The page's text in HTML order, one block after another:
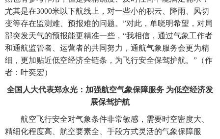
尤其是在3000米以下航线上，对一些小的积云、降雨、风切
变等存在监测难、预报难的问题。”对此，单晓明希望，对局
部突发天气的预报能更精准一些，“我相信，通过气象工作者
和通航监管者、运营者的共同努力，通航气象服务会更为精
细，更加贴近低空经济全链条，为飞行安全保驾护航。”（作
者：叶奕宏）
全国人大代表郑永光：加强航空气象保障服务 为低空经济发
展保驾护航
航空飞行安全对气象条件非常敏感，需要时空密度大、
精细化程度高、航空要素全、手段方式灵活的气象保障服